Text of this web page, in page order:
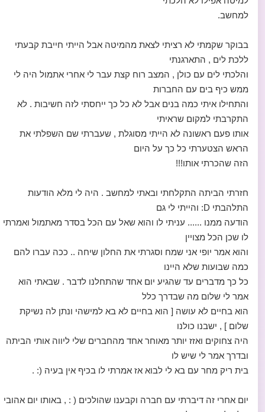
למחשב.
בבוקר שקמתי לא רציתי לצאת מהמיטה אבל הייתי חייבת קבעתי
ללכת לים , התארגנתי
והלכתי לים עם כולן , המצב רוח קצת עבר לי אחרי אתמול היה לי
ממש כיף בים עם החברות
והתחילו איתי כמה בנים אבל לא כל כך ייחסתי לזה חשיבות . לא
התקרבתי למקום שראיתי
אותו פעם ראשונה לא הייתי מסוגלת , שעברתי שם השפלתי את
הראש הצטערתי כל כך על היום
הזה שהכרתי אותו!!!
חזרתי הביתה התקלחתי ובאתי למחשב . היה לי מלא הודעות
התלהבתי D: והייתי לי גם
הודעה ממנו ...... עניתי לו והוא שאל עם הכל בסדר מאתמול ואמרתי
לו שכן הכל מצויין
והוא אמר יופי אני שמח וסגרתי את החלון שיחה .. ככה עברו להם
כמה שבועות שלא היינו
כל כך מדברים עד שהגיע יום אחד שהתחלנו לדבר . שבאתי הוא
אמר לי שלום מה שבדרך כלל
הוא בחיים לא עושה [ הוא בחיים לא בא למישהי ונתן לה נשיקת
שלום ] , ישבנו כולנו
היה צחוקים ואזז יותר מאוחר אחד מהחברים שלי ליווה אותי הביתה
ובדרך אמר לי שיש לו
בית ריק מחר עם בא לי לבוא אז אמרתי לו בכיף אין בעיה (: .
יום אחרי זה דיברתי עם חברה וקבענו שהולכים ( : , באותו יום אהובי